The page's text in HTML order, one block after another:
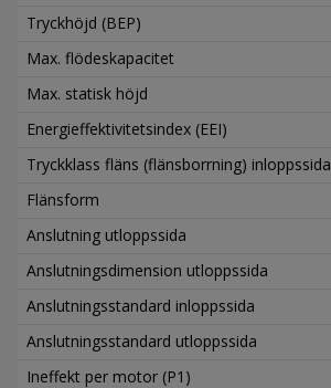
Tryckhöjd (BEP)
Max. flödeskapacitet
Max. statisk höjd
Energieffektivitetsindex (EEI)
Tryckklass fläns (flänsborrning) inloppssida
Flänsform
Anslutning utloppssida
Anslutningsdimension utloppssida
Anslutningsstandard inloppssida
Anslutningsstandard utloppssida
Ineffekt per motor (P1)